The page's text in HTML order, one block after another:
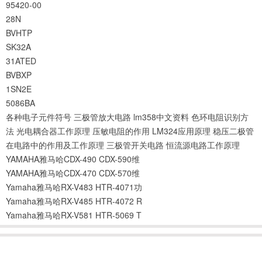
95420-00
28N
BVHTP
SK32A
31ATED
BVBXP
1SN2E
5086BA
各种电子元件符号 三极管放大电路 lm358中文资料 色环电阻识别方
法 光电耦合器工作原理 压敏电阻的作用 LM324应用原理 稳压二极管
在电路中的作用及工作原理 三极管开关电路 恒流源电路工作原理
YAMAHA雅马哈CDX-490 CDX-590维
YAMAHA雅马哈CDX-470 CDX-570维
Yamaha雅马哈RX-V483 HTR-4071功
Yamaha雅马哈RX-V485 HTR-4072 R
Yamaha雅马哈RX-V581 HTR-5069 T